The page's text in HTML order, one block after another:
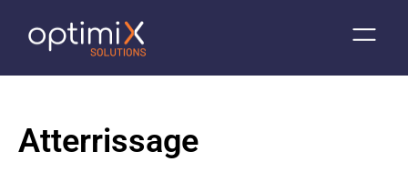
Atterrissage